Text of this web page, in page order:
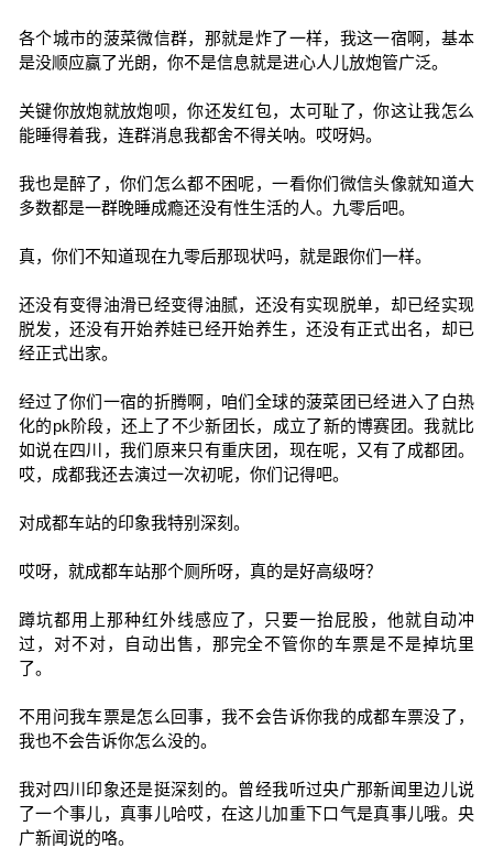
各个城市的菠菜微信群，那就是炸了一样，我这一宿啊，基本
是没顺应赢了光朗，你不是信息就是进心人儿放炮管广泛。
关键你放炮就放炮呗，你还发红包，太可耻了，你这让我怎么
能睡得着我，连群消息我都舍不得关呐。哎呀妈。
我也是醉了，你们怎么都不困呢，一看你们微信头像就知道大
多数都是一群晚睡成瘾还没有性生活的人。九零后吧。
真，你们不知道现在九零后那现状吗，就是跟你们一样。
还没有变得油滑已经变得油腻，还没有实现脱单，却已经实现
脱发，还没有开始养娃已经开始养生，还没有正式出名，却已
经正式出家。
经过了你们一宿的折腾啊，咱们全球的菠菜团已经进入了白热
化的pk阶段，还上了不少新团长，成立了新的博赛团。我就比
如说在四川，我们原来只有重庆团，现在呢，又有了成都团。
哎，成都我还去演过一次初呢，你们记得吧。
对成都车站的印象我特别深刻。
哎呀，就成都车站那个厕所呀，真的是好高级呀？
蹲坑都用上那种红外线感应了，只要一抬屁股，他就自动冲
过，对不对，自动出售，那完全不管你的车票是不是掉坑里
了。
不用问我车票是怎么回事，我不会告诉你我的成都车票没了，
我也不会告诉你怎么没的。
我对四川印象还是挺深刻的。曾经我听过央广那新闻里边儿说
了一个事儿，真事儿哈哎，在这儿加重下口气是真事儿哦。央
广新闻说的咯。